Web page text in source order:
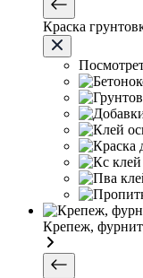
Краска
Крепеж,